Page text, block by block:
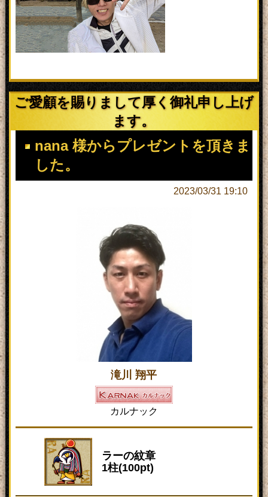
ご愛顧を賜りまして厚く御礼申し上げ
ます。
nana 様からプレゼントを頂きま
した。
2023/03/31 19:10
滝川 翔平
カルナック
ラーの紋章
1柱(100pt)